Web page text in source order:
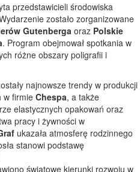
przedstawicieli środowiska
zostało zorganizowane
Gutenberga oraz Polskie
. Program obejmował spotkania w
różne obszary poligrafii i
najnowsze trendy w produkcji
w firmie Chespa, a także
elastycznych opakowań oraz
pracy i żywności w
ukazała atmosferę rodzinnego
stanowi podstawę
światowe kierunki rozwoju w